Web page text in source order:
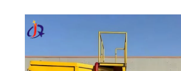
Qızıl Trommel Ekranı